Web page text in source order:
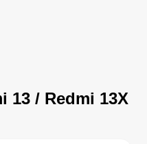
13 / Redmi 13X